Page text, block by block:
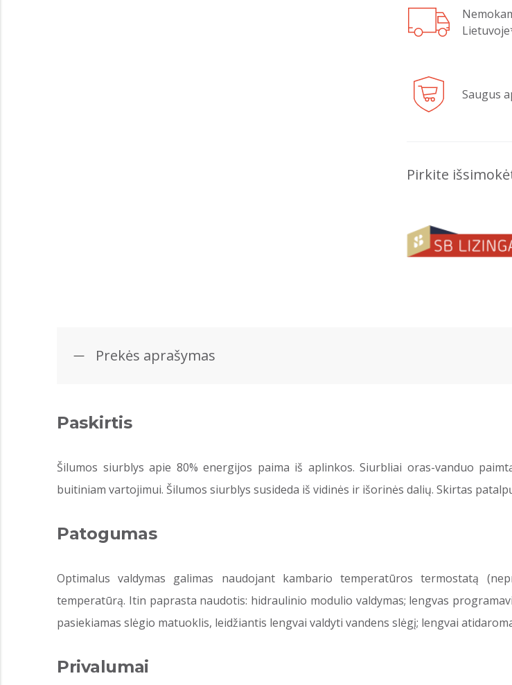
Saugus
Pirkite
Prekės aprašymas
Paskirtis
Šilumos siurblys apie 80% energijos paima iš aplinkos. Siurbliai oras-vanduo
buitiniam vartojimui. Šilumos siurblys susideda iš vidinės ir išorinės dalių. Skirtas
Patogumas
Optimalus valdymas galimas naudojant kambario temperatūros termostatą
temperatūrą. Itin paprasta naudotis: hidraulinio modulio valdymas; lengvas
pasiekiamas slėgio matuoklis, leidžiantis lengvai valdyti vandens slėgį; lengvai
Privalumai